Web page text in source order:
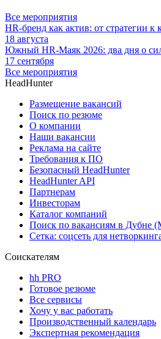
Все мероприятия
HR-бренд как актив: от стратегии
18 августа
Южный HR-Маяк 2026: два дня о
17 сентября
Все мероприятия
HeadHunter
Размещение вакансий
Поиск по резюме
О компании
Наши вакансии
Реклама на сайте
Требования к ПО
Безопасный HeadHunter
HeadHunter API
Партнерам
Инвесторам
Каталог компаний
Поиск по вакансиям в Дубне
Сетка: соцсеть для
Соискателям
hh PRO
Готовое резюме
Все сервисы
Хочу у вас работать
Производственный календарь
Экспертная рекомендация